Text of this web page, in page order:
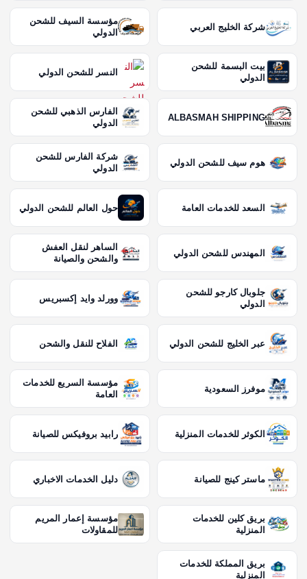
شركة الخليج العربي
مؤسسة السيف للشحن
الدولي
بيت البسمة للشحن
الدولي
النسر للشحن الدولي
ALBASMAH SHIPPING
الفارس الذهبي للشحن
الدولي
هوم سيف للشحن الدولي
شركة الفارس للشحن
الدولي
السعد للخدمات العامة حول العالم للشحن الدولي
المهندس للشحن الدولي
الساهر لنقل العفش
والشحن والصيانة
جلوبال كارجو للشحن
الدولي
وورلد وايد إكسبريس
عبر الخليج للشحن الدولي الفلاح للنقل والشحن
موفرز السعودية
مؤسسة السريع للخدمات
العامة
الكوثر للخدمات المنزلية رابيد بروفيكس للصيانة
ماستر كينج للصيانة دليل الخدمات الاخباري
بريق كلين للخدمات
المنزلية
مؤسسة إعمار المريم
للمقاولات
بريق المملكة للخدمات
المنزلية